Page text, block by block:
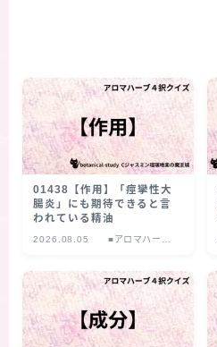
01438【作用】「痙攣性大
腸炎」にも期待できると言
われている精油
2026.08.05
■アロマハーブ